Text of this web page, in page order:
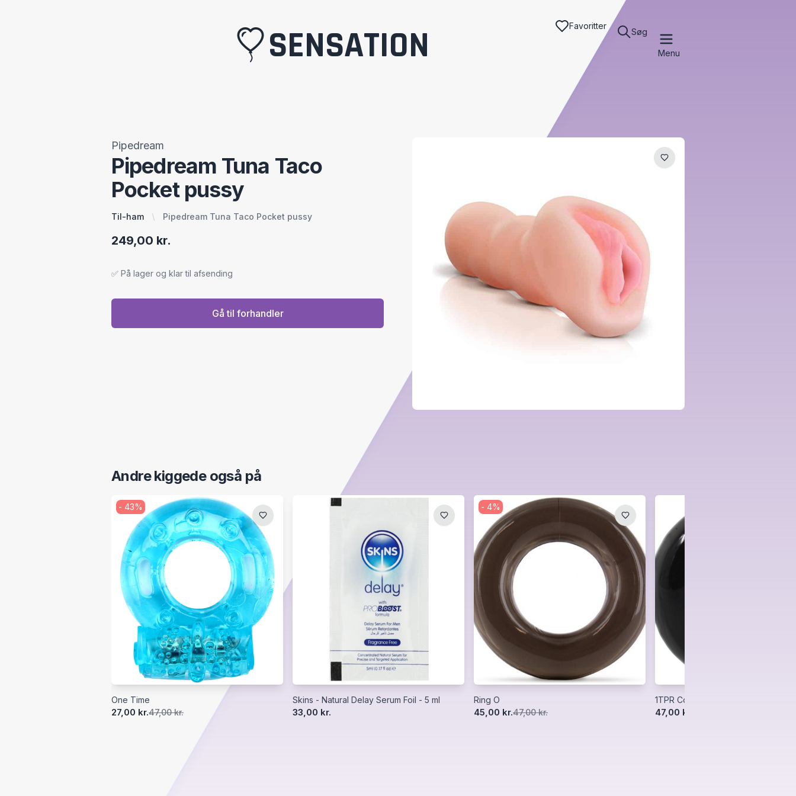
SENSATION Favoritter
Søg
Menu
Pipedream
Pipedream Tuna Taco
Pocket pussy
Til-ham Pipedream Tuna Taco Pocket pussy
249,00 kr.
✅ På lager og klar til afsending
Gå til forhandler
Andre kiggede også på
- 43%
One Time
27,00 kr.47,00 kr.
Skins - Natural Delay Serum Foil - 5 ml
33,00 kr.
- 4%
Ring O
45,00 kr.47,00 kr.
1TPR Cock Ring
47,00 kr.